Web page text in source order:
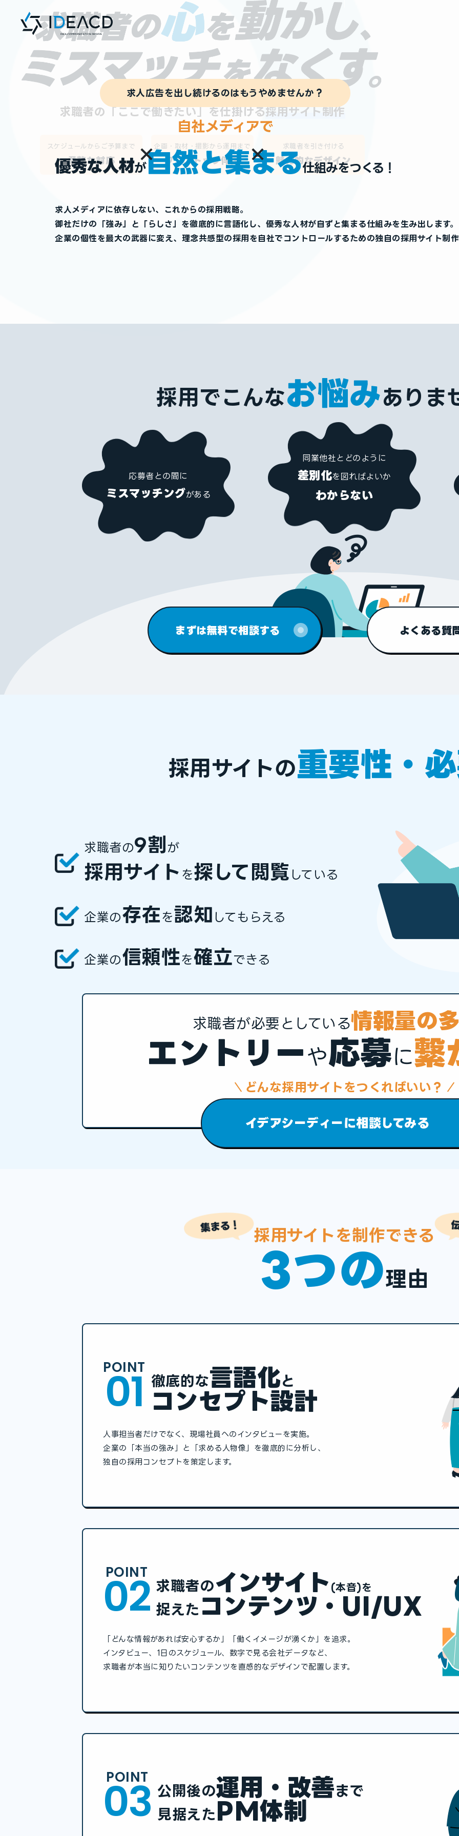
求職者の「ここで働きたい」を仕掛ける採用サイト制作
スケジュールから ご予算まで
柔軟な対応
企画・取材・ 撮影から運用まで
ワンストップ伴走
求職者を 引き付ける
魅力的なデザイン
求⼈広告を出し続けるのは もうやめませんか？
自社メディアで
優秀な人材が自然と集まる仕組みをつくる！
求人メディアに依存しない、これからの採用戦略。
御社だけの「強み」と「らしさ」を徹底的に言語化し、優秀な人材が自ずと集まる仕組みを生み出します。
企業の個性を最大の武器に変え、理念共感型の採用を自社でコントロールするための独自の採用サイト制
採用でこんなお悩みありま
応募者との間に
ミスマッチングがある
同業他社と どのように
差別化を 図ればよいか
わからない
まずは無料で相談する よくある質
採用サイトの重要性・
求職者の9割 が
採⽤サイト を探して閲覧 している
企業の存在を認知 してもらえる
企業の信頼性を確立できる
求職者が必要としている情報量の
エントリーや応募に繋
どんな採用サイトをつくればいい？
イデアシーディーに相談してみる
採⽤サイトを制作できる
3つの理由
POINT
01 徹底的な⾔語化と
コンセプト設計
⼈事担当者だけでなく、現場社員へのインタビューを実施。
企業の「本当の強み」と「求める⼈物像」を徹底的に分析し、
独⾃の採⽤コンセプトを策定します。
POINT
02 求職者のインサイト (本⾳)を
捉えた コンテンツ ・ UI/UX
「どんな情報があれば安⼼するか」「働くイメージが湧くか」を追求。
インタビュー、1⽇のスケジュール、数字で⾒る会社データなど、
求職者が本当に知りたいコンテンツを直感的なデザインで配置します。
POINT
03 公開後の運⽤・改善まで
⾒据えたPM体制